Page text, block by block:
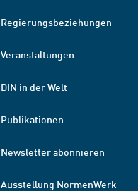
Regierungsbeziehungen
Veranstaltungen
DIN in der Welt
Publikationen
Newsletter abonnieren
Ausstellung NormenWerk